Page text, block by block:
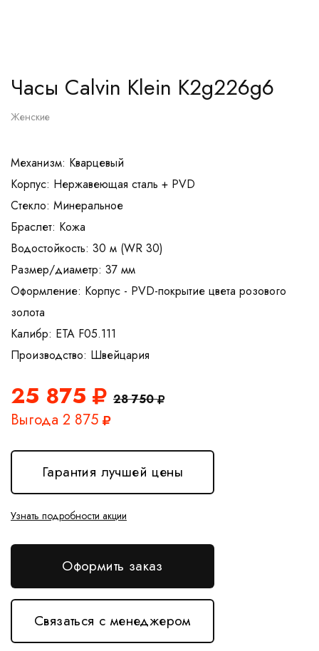
Часы Calvin Klein K2g226g6
Женские
Механизм: Кварцевый
Корпус: Нержавеющая сталь + PVD
Стекло: Минеральное
Браслет: Кожа
Водостойкость: 30 м (WR 30)
Размер/диаметр: 37 мм
Оформление: Корпус - PVD-покрытие цвета розового
золота
Калибр: ETA F05.111
25 875 28 750
Выгода 2 875
Гарантия лучшей цены
Узнать подробности акции
Оформить заказ
Связаться с менеджером